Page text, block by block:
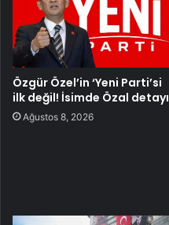
Özgür Özel’in ‘Yeni Parti’si
ilk değil! İsimde Özal detayı
Ağustos 8, 2026